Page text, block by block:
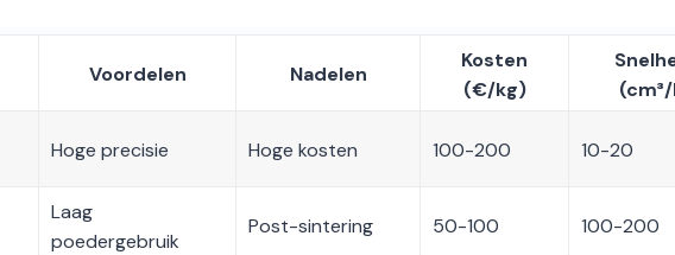
Voordelen Nadelen
Kosten
(€/kg)
Hoge precisie Hoge kosten 100-200 10-20
Laag
poedergebruik
Post-sintering 50-100 100-200